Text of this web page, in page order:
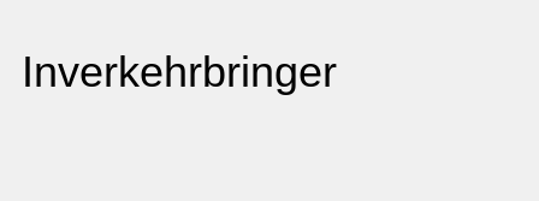
Inverkehrbringer